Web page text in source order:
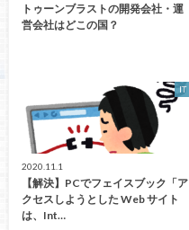
トゥーンブラストの開発会社・運
営会社はどこの国？
IT
2020.11.1
【解決】PCでフェイスブック「ア
クセスしようとした Web サイト
は、Int…